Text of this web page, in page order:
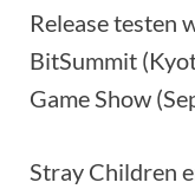
Release testen
BitSummit
Game Show
Stray Children